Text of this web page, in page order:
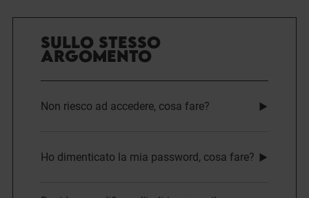
SULLO STESSO
ARGOMENTO
Non riesco ad accedere, cosa fare?
Ho dimenticato la mia password, cosa fare?